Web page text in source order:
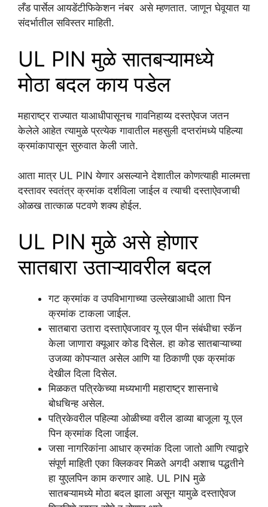
लँड पार्सेल आयडेंटीफिकेशन नंबर असे म्हणतात. जाणून घेवूयात या
संदर्भातील सविस्तर माहिती.
UL PIN मुळे सातबऱ्यामध्ये
मोठा बदल काय पडेल
महाराष्ट्र राज्यात याआधीपासूनच गावनिहाय्य दस्तऐवज जतन
केलेले आहेत त्यामुळे प्रत्येक गावातील महसुली दप्तरांमध्ये पहिल्या
क्रमांकापासून सुरुवात केली जाते.
आता मात्र UL PIN येणार असल्याने देशातील कोणत्याही मालमत्ता
दस्तावर स्वतंत्र क्रमांक दर्शविला जाईल व त्याची दस्ताऐवजाची
ओळख तात्काळ पटवणे शक्य होईल.
UL PIN मुळे असे होणार
सातबारा उताऱ्यावरील बदल
गट क्रमांक व उपविभागाच्या उल्लेखाआधी आता पिन
क्रमांक टाकला जाईल.
सातबारा उतारा दस्ताऐवजावर यू एल पीन संबंधीचा स्कॅन
केला जाणारा क्यूआर कोड दिसेल. हा कोड सातबाऱ्याच्या
उजव्या कोपऱ्यात असेल आणि या ठिकाणी एक क्रमांक
देखील दिला दिसेल.
मिळकत पत्रिकेच्या मध्यभागी महाराष्ट्र शासनाचे
बोधचिन्ह असेल.
पत्रिकेवरील पहिल्या ओळीच्या वरील डाव्या बाजूला यू एल
पिन क्रमांक दिला जाईल.
जसा नागरिकांना आधार क्रमांक दिला जातो आणि त्याद्वारे
संपूर्ण माहिती एका क्लिकवर मिळते अगदी अशाच पद्धतीने
हा युएलपिन काम करणार आहे. UL PIN मुळे
सातबऱ्यामध्ये मोठा बदल झाला असून यामुळे दस्ताऐवज